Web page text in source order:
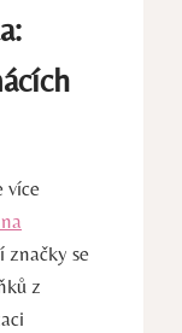
více
značky se
z